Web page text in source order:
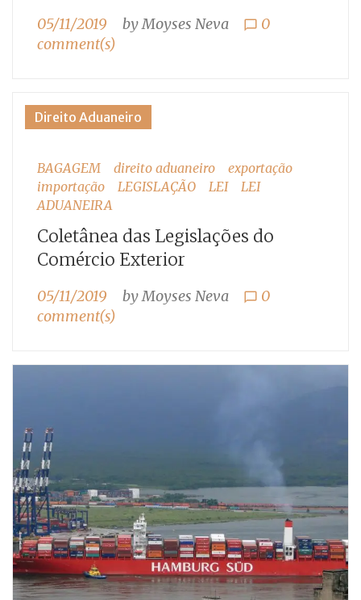
05/11/2019 byMoyses Neva chat_bubble_outline 0
comment(s)
Direito Aduaneiro
BAGAGEM direito aduaneiro
exportação
importação
LEGISLAÇÃO LEI
LEI
ADUANEIRA
Coletânea das Legislações do
Comércio Exterior
05/11/2019 byMoyses Neva chat_bubble_outline 0
comment(s)